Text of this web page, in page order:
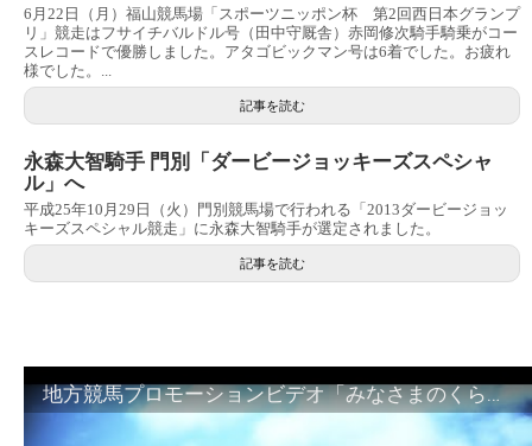
6月22日（月）福山競馬場「スポーツニッポン杯 第2回西日本グランプ
リ」競走はフサイチバルドル号（田中守厩舎）赤岡修次騎手騎乗がコー
スレコードで優勝しました。アタゴビックマン号は6着でした。お疲れ
様でした。...
記事を読む
永森大智騎手 門別「ダービージョッキーズスペシャ
ル」へ
平成25年10月29日（火）門別競馬場で行われる「2013ダービージョッ
キーズスペシャル競走」に永森大智騎手が選定されました。
記事を読む
地方競馬プロモーションビデオ「みなさまのくらしのために」30秒篇｜NAR公式